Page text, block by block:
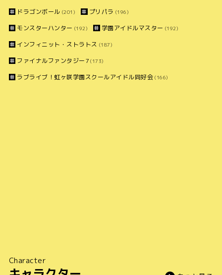
ドラゴンボール (201) プリパラ (196)
モンスターハンター (192) 学園アイドルマスター (192)
インフィニット・ストラトス (187)
ファイナルファンタジー7 (173)
ラブライブ！虹ヶ咲学園スクールアイドル同好会 (166)
Character